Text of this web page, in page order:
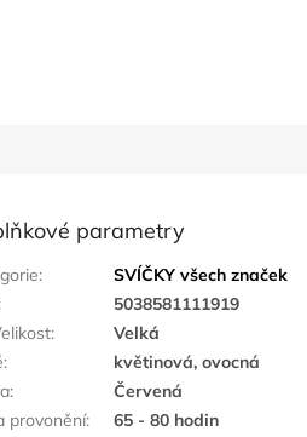
parametry
:
SVÍČKY všech značek
:
5038581111919
:
Velká
:
květinová, ovocná
:
Červená
provonění:
65 - 80 hodin